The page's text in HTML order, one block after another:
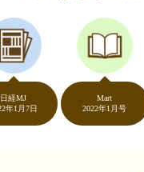
友達に勧められてモッピ
い物をすることが多いの
のポイントとモッピーの
リ…！いつものネットシ
ントが貯まるなんて…も
ントはギフト券に交換し
7日
2022年1月号